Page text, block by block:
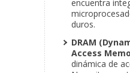
encuentra
duros.
DRAM
Access
dinámica de